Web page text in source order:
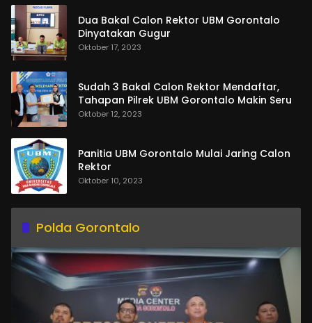
Dua Bakal Calon Rektor UBM Gorontalo
Dinyatakan Gugur
Oktober 17, 2023
Sudah 3 Bakal Calon Rektor Mendaftar,
Tahapan Pilrek UBM Gorontalo Makin Seru
Oktober 12, 2023
Panitia UBM Gorontalo Mulai Jaring Calon
Rektor
Oktober 10, 2023
Polda Gorontalo